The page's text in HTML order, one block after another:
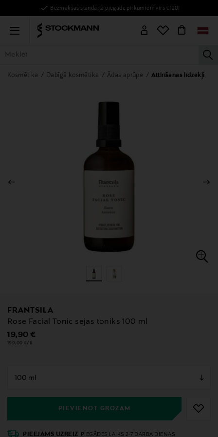
Bezmaksas standarta piegāde pirkumiem virs €120!
Menu
VISAS PRECES SIEVIETĒM VĪRIEŠIEM BĒRNIEM MĀJAI
Kosmētika Dabīgā kosmētika Ādas aprūpe Attīrīšanas līdzekļi
FRANTSILA
Rose Facial Tonic sejas toniks 100 ml
Original Price
19,90 €
199,00 €/1l
PIEVIENOT GROZAM
PIEEJAMS UZREIZ
PIEGĀDES LAIKS 2-7 DARBA DIENAS